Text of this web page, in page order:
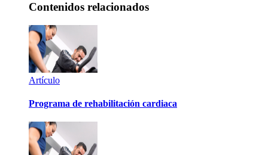
Contenidos relacionados
Artículo
Programa de rehabilitación cardiaca